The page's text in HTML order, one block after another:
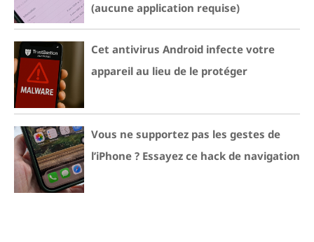
(aucune application requise)
Cet antivirus Android infecte votre
appareil au lieu de le protéger
Vous ne supportez pas les gestes de
l’iPhone ? Essayez ce hack de navigation